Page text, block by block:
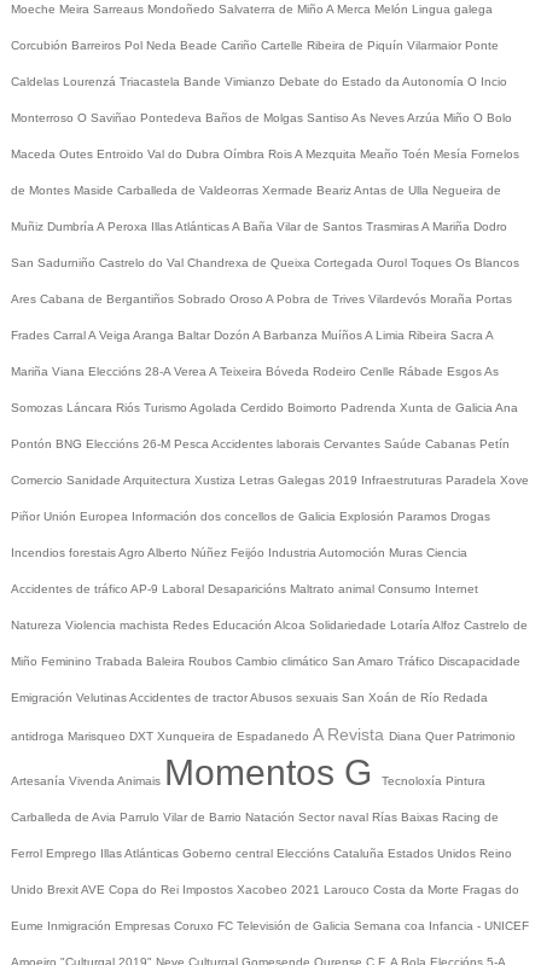
Moeche Meira Sarreaus Mondoñedo Salvaterra de Miño A Merca Melón Lingua galega
Corcubión Barreiros Pol Neda Beade Cariño Cartelle Ribeira de Piquín Vilarmaior Ponte
Caldelas Lourenzá Triacastela Bande Vimianzo Debate do Estado da Autonomía O Incio
Monterroso O Saviñao Pontedeva Baños de Molgas Santiso As NevesArzúa Miño O Bolo
Maceda Outes Entroido Val do Dubra Oímbra RoisA Mezquita Meaño Toén Mesía Fornelos
de Montes Maside Carballeda de Valdeorras Xermade BearizAntas de Ulla Negueira de
Muñiz Dumbría A Peroxa Illas AtlánticasA Baña Vilar de Santos TrasmirasA Mariña Dodro
San Sadurniño Castrelo do Val Chandrexa de Queixa Cortegada Ourol Toques Os Blancos
Ares Cabana de Bergantiños Sobrado Oroso A Pobra de Trives Vilardevós Moraña Portas
Frades CarralA Veiga Aranga Baltar Dozón A Barbanza MuíñosA Limia Ribeira Sacra A
Mariña Viana Eleccións 28-A Verea A Teixeira Bóveda Rodeiro Cenlle Rábade EsgosAs
Somozas Láncara Riós Turismo Agolada Cerdido Boimorto Padrenda Xunta de Galicia Ana
Pontón BNG Eleccións 26-M Pesca Accidentes laborais Cervantes Saúde Cabanas Petín
Comercio Sanidade Arquitectura Xustiza Letras Galegas 2019 Infraestruturas Paradela Xove
Piñor Unión Europea Información dos concellos de Galicia Explosión Paramos Drogas
Incendios forestaisAgro Alberto Núñez Feijóo Industria Automoción Muras Ciencia
Accidentes de tráfico AP-9 Laboral Desaparicións Maltrato animal Consumo Internet
Natureza Violencia machista Redes Educación Alcoa Solidariedade Lotaría Alfoz Castrelo de
Miño Feminino Trabada Baleira Roubos Cambio climático San Amaro Tráfico Discapacidade
Emigración VelutinasAccidentes de tractorAbusos sexuais San Xoán de Río Redada
antidroga Marisqueo DXT Xunqueira de Espadanedo A Revista Diana Quer Patrimonio
Artesanía Vivenda Animais Momentos G Tecnoloxía Pintura
Carballeda de Avia Parrulo Vilar de Barrio Natación Sector naval Rías Baixas Racing de
Ferrol Emprego Illas Atlánticas Goberno central Eleccións Cataluña Estados Unidos Reino
Unido BrexitAVE Copa do Rei Impostos Xacobeo 2021 Larouco Costa da Morte Fragas do
Eume Inmigración Empresas Coruxo FC Televisión de Galicia Semana coa Infancia - UNICEF
Amoeiro "Culturgal 2019" Neve Culturgal Gomesende Ourense C.F. A Bola Eleccións 5-A